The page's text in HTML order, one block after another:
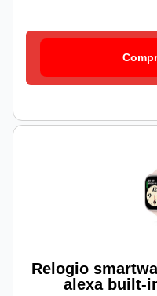
Relogio
alexa built-